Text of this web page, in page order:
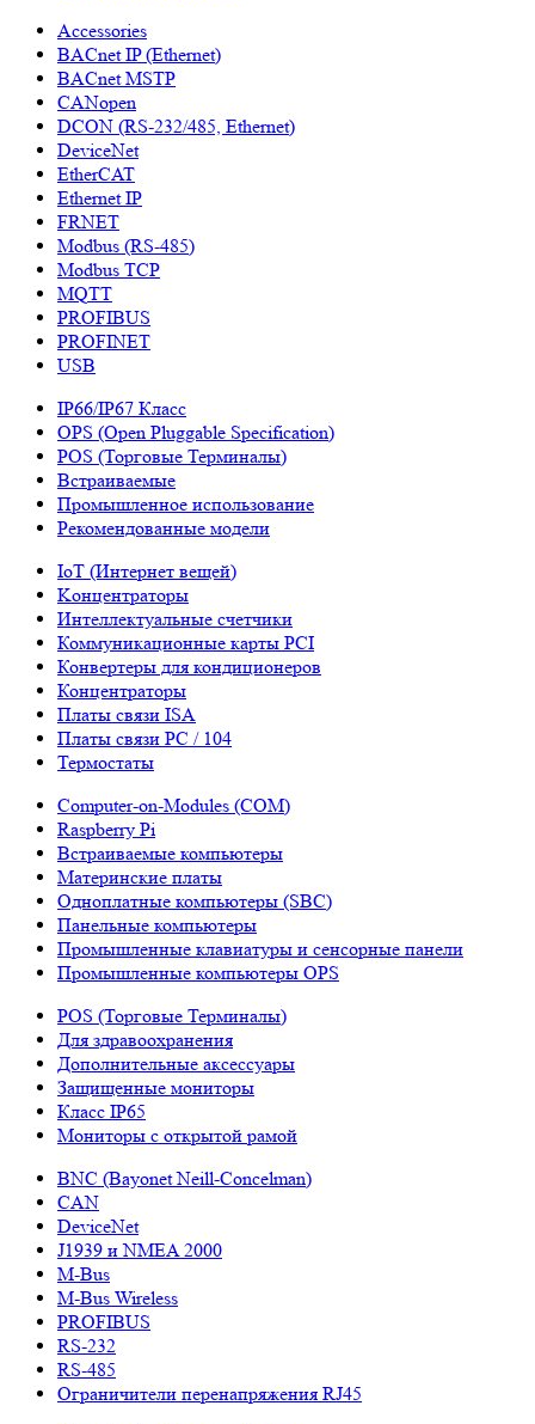
Accessories
BACnet IP (Ethernet)
BACnet MSTP
CANopen
DCON (RS-232/485, Ethernet)
DeviceNet
EtherCAT
Ethernet IP
FRNET
Modbus (RS-485)
Modbus TCP
MQTT
PROFIBUS
PROFINET
USB
IP66/IP67 Класс
OPS (Open Pluggable Specification)
POS (Торговые Терминалы)
Встраиваемые
Промышленное использование
Рекомендованные модели
IoT (Интернет вещей)
Kонцентраторы
Интеллектуальные счетчики
Коммуникационные карты PCI
Конвертеры для кондиционеров
Концентраторы
Платы связи ISA
Платы связи PC / 104
Термостаты
Computer-on-Modules (COM)
Raspberry Pi
Встраиваемые компьютеры
Материнские платы
Одноплатные компьютеры (SBC)
Панельные компьютеры
Промышленные клавиатуры и сенсорные панели
Промышленные компьютеры OPS
POS (Торговые Терминалы)
Для здравоохранения
Дополнительные аксессуары
Защищенные мониторы
Класс IP65
Мониторы с открытой рамой
BNC (Bayonet Neill-Concelman)
CAN
DeviceNet
J1939 и NMEA 2000
M-Bus
M-Bus Wireless
PROFIBUS
RS-232
RS-485
Ограничители перенапряжения RJ45